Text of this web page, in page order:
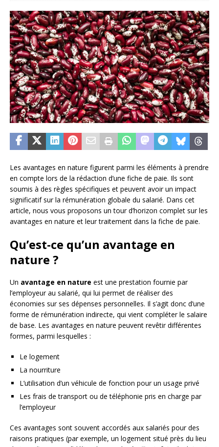
Les avantages en nature figurent parmi les éléments à prendre
en compte lors de la rédaction d’une fiche de paie. Ils sont
soumis à des règles spécifiques et peuvent avoir un impact
significatif sur la rémunération globale du salarié. Dans cet
article, nous vous proposons un tour d’horizon complet sur les
avantages en nature et leur traitement dans la fiche de paie.
Qu’est-ce qu’un avantage en
nature ?
Un avantage en nature est une prestation fournie par
l’employeur au salarié, qui lui permet de réaliser des
économies sur ses dépenses personnelles. Il s’agit donc d’une
forme de rémunération indirecte, qui vient compléter le salaire
de base. Les avantages en nature peuvent revêtir différentes
formes, parmi lesquelles :
Le logement
La nourriture
L’utilisation d’un véhicule de fonction pour un usage privé
Les frais de transport ou de téléphonie pris en charge par
l’employeur
Ces avantages sont souvent accordés aux salariés pour des
raisons pratiques (par exemple, un logement situé près du lieu